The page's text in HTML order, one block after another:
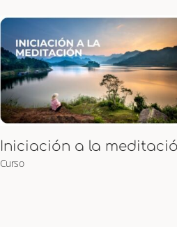
Curso de Puntos Marma
Curso